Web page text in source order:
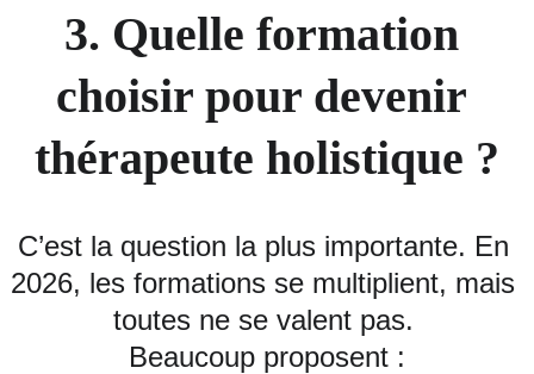
3. Quelle formation
choisir pour devenir
thérapeute holistique ?
C’est la question la plus importante. En
2026, les formations se multiplient, mais
toutes ne se valent pas.
Beaucoup proposent :